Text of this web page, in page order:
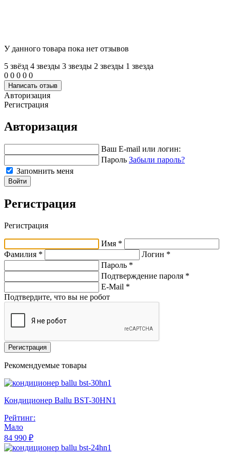
У данного товара пока нет отзывов
5 звёзд 4 звeзды 3 звeзды 2 звeзды 1 звeзда
0 0 0 0 0
Написать отзыв
Авторизация
Регистрация
Авторизация
Ваш E-mail или логин:
Пароль Забыли пароль?
Запомнить меня
Войти
Регистрация
Регистрация
Имя *
Фамилия *
Логин *
Пароль *
Подтверждение пароля *
E-Mail *
Подтвердите, что вы не робот
Регистрация
Рекомендуемые товары
Кондиционер Ballu BST-30HN1
Рейтинг:
Мало
84 990 ₽